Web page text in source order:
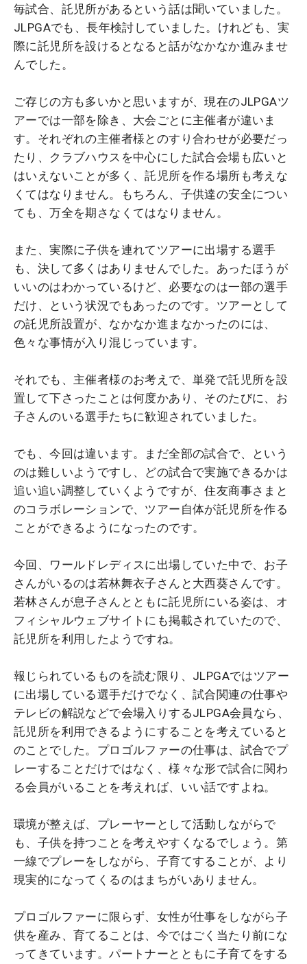
毎試合、託児所があるという話は聞いていました。
JLPGAでも、長年検討していました。けれども、実
際に託児所を設けるとなると話がなかなか進みませ
んでした。
ご存じの方も多いかと思いますが、現在のJLPGAツ
アーでは一部を除き、大会ごとに主催者が違いま
す。それぞれの主催者様とのすり合わせが必要だっ
たり、クラブハウスを中心にした試合会場も広いと
はいえないことが多く、託児所を作る場所も考えな
くてはなりません。もちろん、子供達の安全につい
ても、万全を期さなくてはなりません。
また、実際に子供を連れてツアーに出場する選手
も、決して多くはありませんでした。あったほうが
いいのはわかっているけど、必要なのは一部の選手
だけ、という状況でもあったのです。ツアーとして
の託児所設置が、なかなか進まなかったのには、
色々な事情が入り混じっています。
それでも、主催者様のお考えで、単発で託児所を設
置して下さったことは何度かあり、そのたびに、お
子さんのいる選手たちに歓迎されていました。
でも、今回は違います。まだ全部の試合で、という
のは難しいようですし、どの試合で実施できるかは
追い追い調整していくようですが、住友商事さまと
のコラボレーションで、ツアー自体が託児所を作る
ことができるようになったのです。
今回、ワールドレディスに出場していた中で、お子
さんがいるのは若林舞衣子さんと大西葵さんです。
若林さんが息子さんとともに託児所にいる姿は、オ
フィシャルウェブサイトにも掲載されていたので、
託児所を利用したようですね。
報じられているものを読む限り、JLPGAではツアー
に出場している選手だけでなく、試合関連の仕事や
テレビの解説などで会場入りするJLPGA会員なら、
託児所を利用できるようにすることを考えていると
のことでした。プロゴルファーの仕事は、試合でプ
レーすることだけではなく、様々な形で試合に関わ
る会員がいることを考えれば、いい話ですよね。
環境が整えば、プレーヤーとして活動しながらで
も、子供を持つことを考えやすくなるでしょう。第
一線でプレーをしながら、子育てすることが、より
現実的になってくるのはまちがいありません。
プロゴルファーに限らず、女性が仕事をしながら子
供を産み、育てることは、今ではごく当たり前にな
ってきています。パートナーとともに子育てをする